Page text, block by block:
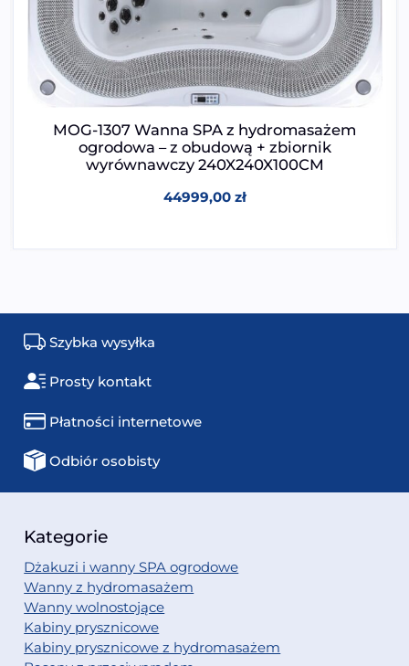
MOG-1307 Wanna SPA z hydromasażem
ogrodowa – z obudową + zbiornik
wyrównawczy 240X240X100CM
44999,00 zł
Szybka wysyłka
Prosty kontakt
Płatności internetowe
Odbiór osobisty
Kategorie
Dżakuzi i wanny SPA ogrodowe
Wanny z hydromasażem
Wanny wolnostojące
Kabiny prysznicowe
Kabiny prysznicowe z hydromasażem